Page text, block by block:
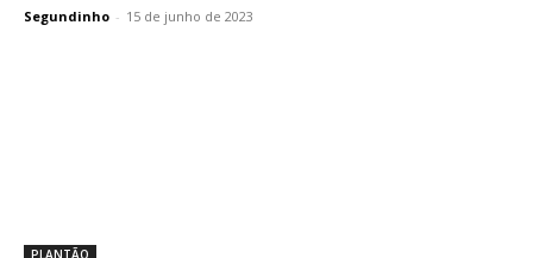
Segundinho - 15 de junho de 2023
PLANTÃO